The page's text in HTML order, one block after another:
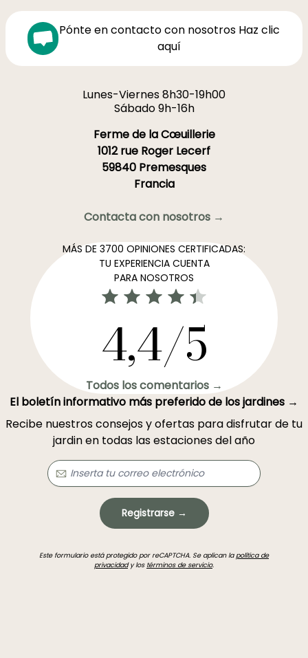
Pónte en contacto con nosotros Haz clic
aquí
Lunes-Viernes 8h30-19h00
Sábado 9h-16h
Ferme de la Cœuillerie
1012 rue Roger Lecerf
59840 Premesques
Francia
Contacta con nosotros →
MÁS DE 3700 OPINIONES CERTIFICADAS:
TU EXPERIENCIA CUENTA
PARA NOSOTROS
4,4/5
Todos los comentarios →
El boletín informativo más preferido de los jardines →
Recibe nuestros consejos y ofertas para disfrutar de tu
jardin en todas las estaciones del año
Registrarse →
Este formulario está protegido por reCAPTCHA. Se aplican lapolítica de
privacidady los términos de servicio.